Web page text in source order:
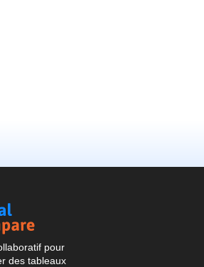
pour
des tableaux